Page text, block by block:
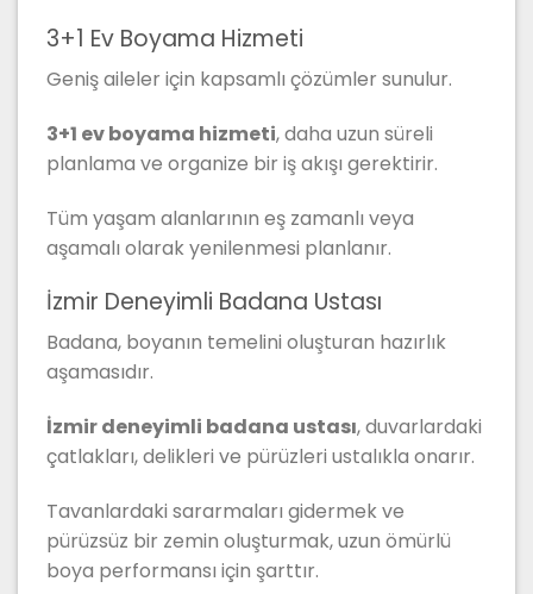
3+1 Ev Boyama Hizmeti
Geniş aileler için kapsamlı çözümler sunulur.
3+1 ev boyama hizmeti, daha uzun süreli
planlama ve organize bir iş akışı gerektirir.
Tüm yaşam alanlarının eş zamanlı veya
aşamalı olarak yenilenmesi planlanır.
İzmir Deneyimli Badana Ustası
Badana, boyanın temelini oluşturan hazırlık
aşamasıdır.
İzmir deneyimli badana ustası, duvarlardaki
çatlakları, delikleri ve pürüzleri ustalıkla onarır.
Tavanlardaki sararmaları gidermek ve
pürüzsüz bir zemin oluşturmak, uzun ömürlü
boya performansı için şarttır.